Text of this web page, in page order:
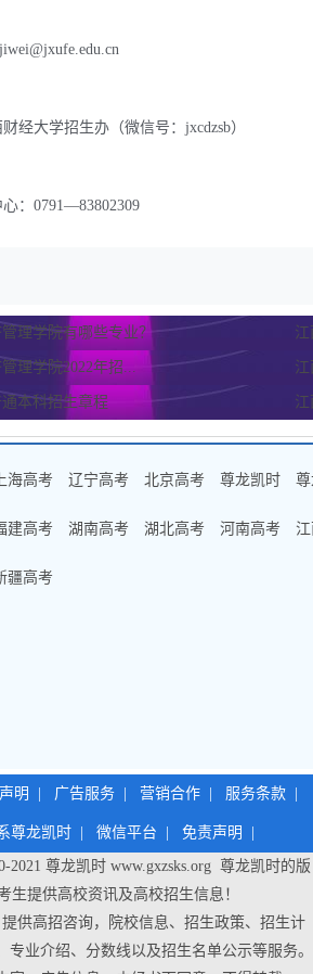
大学招生办（微信号：jxcdzsb）
：0791—83802309
理学院有哪些专业？
理学院2022年招...
本科招生章程
上海高考 辽宁高考 北京高考 尊龙凯时
建高考 湖南高考 湖北高考 河南高考
疆高考
明 广告服务 营销合作 服务条款
尊龙凯时 微信平台 免责声明
2021 尊龙凯时www.gxzsks.org 尊龙凯时的版
生提供高校资讯及高校招生信息！
供高招咨询，院校信息、招生政策、招生计
专业介绍、分数线以及招生名单公示等服务。